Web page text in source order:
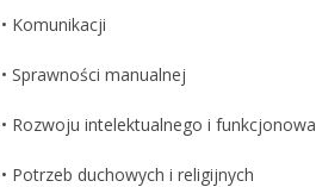
• Komunikacji
• Sprawności manualnej
• Rozwoju intelektualnego i
• Potrzeb duchowych i religijnych